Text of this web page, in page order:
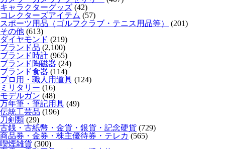
キャラクターグッズ (42)
コレクターズアイテム (57)
スポーツ用品（ゴルフクラブ・テニス用品等）
(201)
その他 (613)
ダイヤモンド (219)
ブランド品 (2,100)
ブランド時計 (965)
ブランド陶磁器 (24)
ブランド食器 (114)
プロ用・職人用道具 (124)
ミリタリー (16)
モデルガン (48)
万年筆・筆記用具 (49)
伝統工芸品 (196)
刀剣類 (29)
古銭・古紙幣・金貨・銀貨・記念硬貨 (729)
商品券・金券・株主優待券・テレカ (565)
喫煙雑貨 (300)